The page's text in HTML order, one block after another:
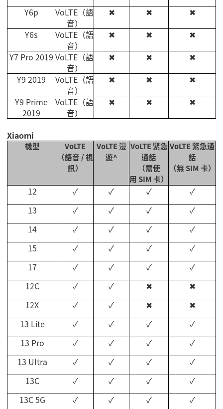
Y6p
VoLTE （語
音）
✖ ✖
✖
Y6s
VoLTE （語
音）
✖ ✖
✖
Y7 Pro 2019 VoLTE （語
音）
✖ ✖
✖
Y9 2019
VoLTE （語
音）
✖ ✖
✖
Y9 Prime
2019
VoLTE （語
音）
✖ ✖ ✖
Xiaomi
機型
VoLTE
（語音 /視
訊）
VoLTE漫
遊^
VoLTE 緊急
通話
（需使
用 SIM卡）
VoLTE 緊急通
話
（無 SIM卡）
12 ✓ ✓ ✓
✓
13
✓ ✓ ✓
✓
14
✓ ✓ ✓
✓
15
✓ ✓ ✓
✓
17
✓ ✓ ✓
✓
12C
✓ ✓ ✖
✖
12X
✓ ✓ ✖
✖
13 Lite
✓ ✓ ✓
✓
13 Pro
✓ ✓ ✓
✓
13 Ultra
✓ ✓ ✓
✓
13C
✓ ✓ ✓
✓
13C 5G
✓ ✓ ✓ ✓